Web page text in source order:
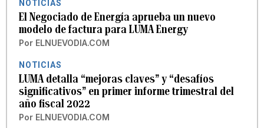
NOTICIAS
El Negociado de Energía aprueba un nuevo
modelo de factura para LUMA Energy
Por ELNUEVODIA.COM
NOTICIAS
LUMA detalla “mejoras claves” y “desafíos
significativos” en primer informe trimestral del
año fiscal 2022
Por ELNUEVODIA.COM